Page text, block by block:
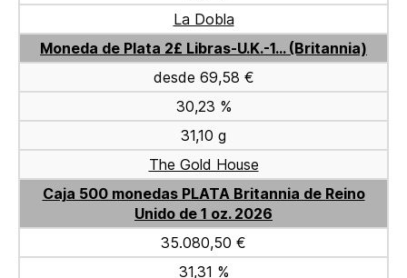
La Dobla
Moneda de Plata 2£ Libras-U.K.-1... (Britannia)
desde 69,58 €
30,23 %
31,10 g
The Gold House
Caja 500 monedas PLATA Britannia de Reino
Unido de 1 oz. 2026
35.080,50 €
31,31 %